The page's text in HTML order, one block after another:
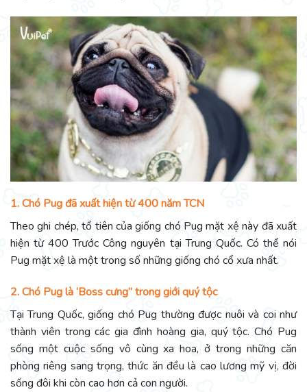
1. Chó Pug đã xuất hiện từ 400 năm TCN
Theo ghi chép, tổ tiên của giống chó Pug mặt xệ này đã xuất
hiện từ 400 Trước Công nguyên tại Trung Quốc. Có thể nói
Pug mặt xệ là một trong số những giống chó cổ xưa nhất.
2.Chó Pug là ‘Boss cưng” trong giới quý tộc
Tại Trung Quốc, giống chó Pug thường được nuôi và coi như
thành viên trong các gia đình hoàng gia, quý tộc. Chó Pug
sống một cuộc sống vô cùng xa hoa, ở trong những căn
phòng riêng sang trọng, thức ăn đều là cao lương mỹ vị, đời
sống đôi khi còn cao hơn cả con người.